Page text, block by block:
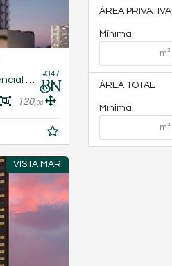
ÁREA PRIVATIVA
Mínima
ÁREA TOTAL
Mínima
#347
120,00
VISTA MAR